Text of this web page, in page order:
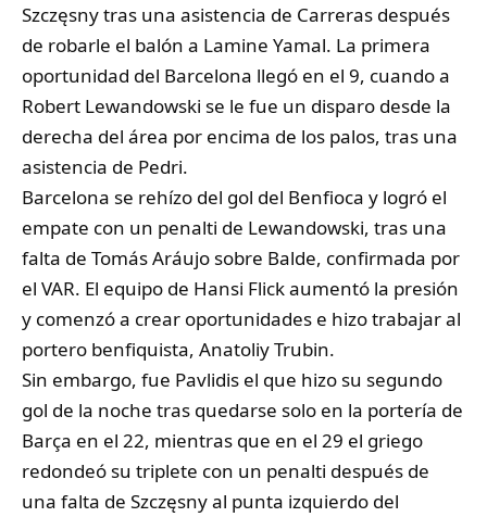
Szczęsny tras una asistencia de Carreras después
de robarle el balón a Lamine Yamal. La primera
oportunidad del Barcelona llegó en el 9, cuando a
Robert Lewandowski se le fue un disparo desde la
derecha del área por encima de los palos, tras una
asistencia de Pedri.
Barcelona se rehízo del gol del Benfioca y logró el
empate con un penalti de Lewandowski, tras una
falta de Tomás Aráujo sobre Balde, confirmada por
el VAR. El equipo de Hansi Flick aumentó la presión
y comenzó a crear oportunidades e hizo trabajar al
portero benfiquista, Anatoliy Trubin.
Sin embargo, fue Pavlidis el que hizo su segundo
gol de la noche tras quedarse solo en la portería de
Barça en el 22, mientras que en el 29 el griego
redondeó su triplete con un penalti después de
una falta de Szczęsny al punta izquierdo del